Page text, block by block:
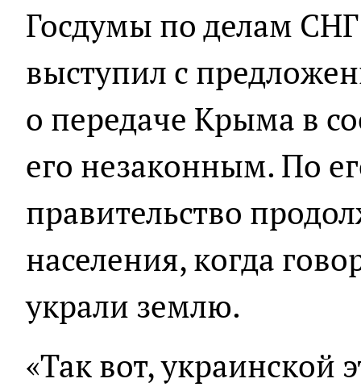
Госдумы по делам
выступил с
о передаче Крыма в
его незаконным. По
правительство
населения, когда
украли землю.
«Так вот, украинской